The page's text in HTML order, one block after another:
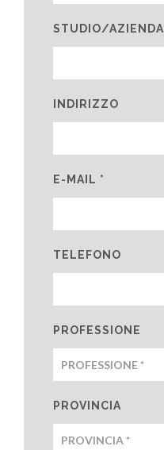
STUDIO/AZIENDA
INDIRIZZO
E-MAIL *
TELEFONO
PROFESSIONE
PROVINCIA